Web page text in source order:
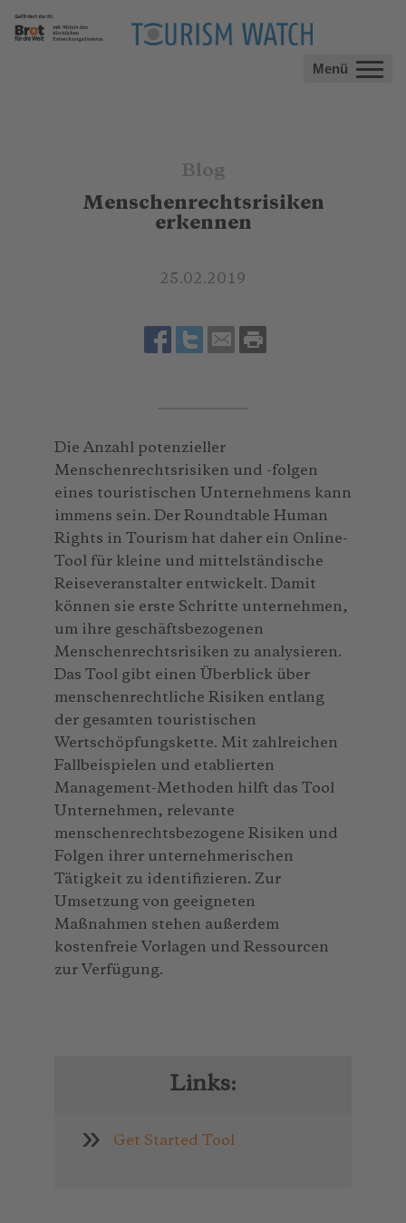
Menü
Blog
Menschenrechtsrisiken
erkennen
25.02.2019
Die Anzahl potenzieller
Menschenrechtsrisiken und -folgen
eines touristischen Unternehmens kann
immens sein. Der Roundtable Human
Rights in Tourism hat daher ein Online-
Tool für kleine und mittelständische
Reiseveranstalter entwickelt. Damit
können sie erste Schritte unternehmen,
um ihre geschäftsbezogenen
Menschenrechtsrisiken zu analysieren.
Das Tool gibt einen Überblick über
menschenrechtliche Risiken entlang
der gesamten touristischen
Wertschöpfungskette. Mit zahlreichen
Fallbeispielen und etablierten
Management-Methoden hilft das Tool
Unternehmen, relevante
menschenrechtsbezogene Risiken und
Folgen ihrer unternehmerischen
Tätigkeit zu identifizieren. Zur
Umsetzung von geeigneten
Maßnahmen stehen außerdem
kostenfreie Vorlagen und Ressourcen
zur Verfügung.
Links:
Get Started Tool